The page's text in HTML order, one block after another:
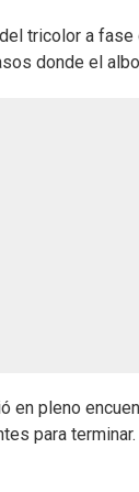
tricolor a
donde el
pleno
para